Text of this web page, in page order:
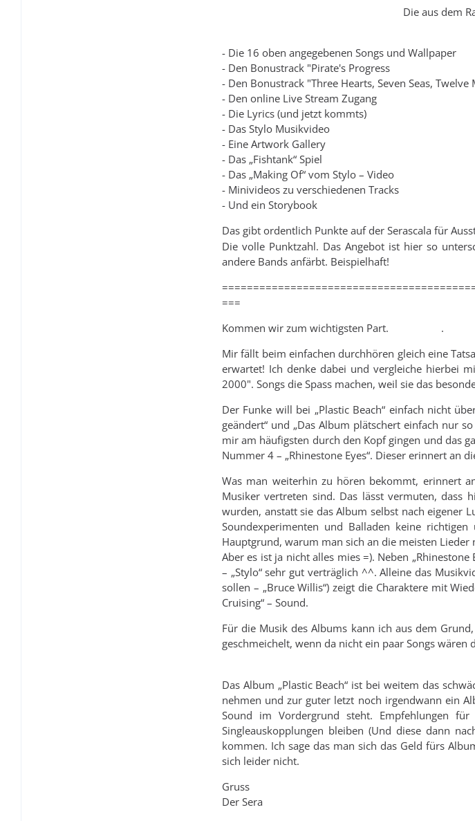
Die aus dem
- Die 16 oben angegebenen Songs und Wallpaper
- Den Bonustrack "Pirate's Progress
- Den Bonustrack "Three Hearts, Seven Seas,
- Den online Live Stream Zugang
- Die Lyrics (und jetzt kommts)
- Das Stylo Musikvideo
- Eine Artwork Gallery
- Das „Fishtank“ Spiel
- Das „Making Of“ vom Stylo – Video
- Minivideos zu verschiedenen Tracks
- Und ein Storybook
Das gibt ordentlich Punkte auf der Serascala für
Die volle Punktzahl. Das Angebot ist hier so
andere Bands anfärbt. Beispielhaft!
===
Kommen wir zum wichtigsten Part.
.
Mir fällt beim einfachen durchhören gleich eine
erwartet! Ich denke dabei und vergleiche hierbei
2000". Songs die Spass machen, weil sie das
Der Funke will bei „Plastic Beach“ einfach nicht
geändert“ und „Das Album plätschert einfach nur
mir am häufigsten durch den Kopf gingen und das
Nummer 4 – „Rhinestone Eyes“. Dieser erinnert an
Was man weiterhin zu hören bekommt, erinnert
Musiker vertreten sind. Das lässt vermuten, dass
wurden, anstatt sie das Album selbst nach eigener
Soundexperimenten und Balladen keine
Hauptgrund, warum man sich an die meisten
Aber es ist ja nicht alles mies =). Neben
– „Stylo“ sehr gut verträglich ^^. Alleine das
sollen – „Bruce Willis“) zeigt die Charaktere mit
Cruising“ – Sound.
Für die Musik des Albums kann ich aus dem
geschmeichelt, wenn da nicht ein paar Songs wären
Das Album „Plastic Beach“ ist bei weitem das
nehmen und zur guter letzt noch irgendwann ein
Sound im Vordergrund steht. Empfehlungen
Singleauskopplungen bleiben (Und diese dann
kommen. Ich sage das man sich das Geld fürs
sich leider nicht.
Gruss
Der Sera